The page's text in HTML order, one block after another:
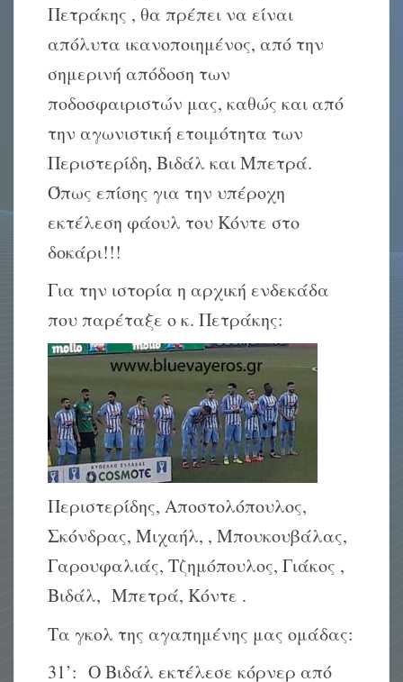
Πετράκης , θα πρέπει να είναι
απόλυτα ικανοποιημένος, από την
σημερινή απόδοση των
ποδοσφαιριστών μας, καθώς και από
την αγωνιστική ετοιμότητα των
Περιστερίδη, Βιδάλ και Μπετρά.
Όπως επίσης για την υπέροχη
εκτέλεση φάουλ του Κόντε στο
δοκάρι!!!
Για την ιστορία η αρχική ενδεκάδα
που παρέταξε ο κ. Πετράκης:
Περιστερίδης, Αποστολόπουλος,
Σκόνδρας, Μιχαήλ, , Μπουκουβάλας,
Γαρουφαλιάς, Τζημόπουλος, Γιάκος ,
Βιδάλ, Μπετρά, Κόντε .
Τα γκολ της αγαπημένης μας ομάδας:
31’: Ο Βιδάλ εκτέλεσε κόρνερ από